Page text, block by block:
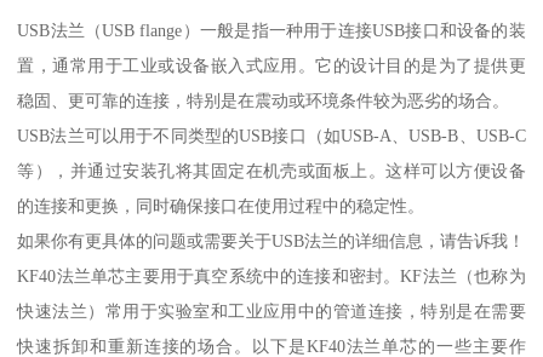
USB法兰（USB flange）一般是指一种用于连接USB接口和设备的装
置，通常用于工业或设备嵌入式应用。它的设计目的是为了提供更
稳固、更可靠的连接，特别是在震动或环境条件较为恶劣的场合。
USB法兰可以用于不同类型的USB接口（如USB-A、USB-B、USB-C
等），并通过安装孔将其固定在机壳或面板上。这样可以方便设备
的连接和更换，同时确保接口在使用过程中的稳定性。
如果你有更具体的问题或需要关于USB法兰的详细信息，请告诉我！
KF40法兰单芯主要用于真空系统中的连接和密封。KF法兰（也称为
快速法兰）常用于实验室和工业应用中的管道连接，特别是在需要
快速拆卸和重新连接的场合。以下是KF40法兰单芯的一些主要作